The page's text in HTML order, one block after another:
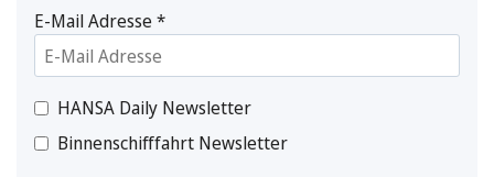
E-Mail Adresse*
HANSA Daily Newsletter
Binnenschifffahrt Newsletter